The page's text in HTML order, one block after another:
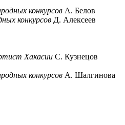
конкурсов А. Белов
конкурсов Д. Алексеев
Хакасии С. Кузнецов
конкурсов А. Шалгинова